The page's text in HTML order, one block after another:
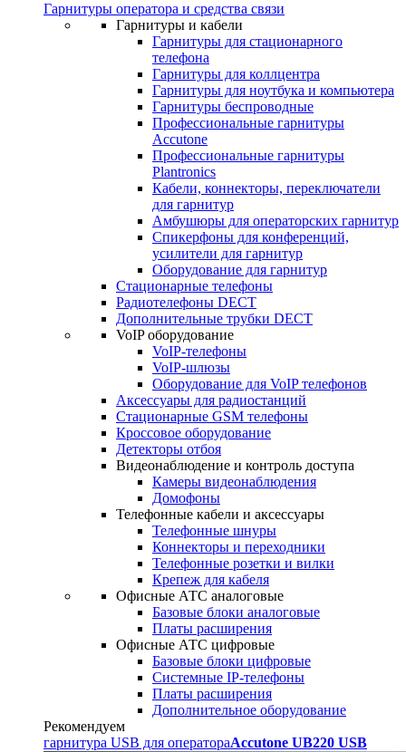
Гарнитуры оператора и средства связи
Гарнитуры и кабели
Гарнитуры для стационарного
телефона
Гарнитуры для коллцентра
Гарнитуры для ноутбука и компьютера
Гарнитуры беспроводные
Профессиональные гарнитуры
Accutone
Профессиональные гарнитуры
Plantronics
Кабели, коннекторы, переключатели
для гарнитур
Амбушюры для операторских гарнитур
Cпикерфоны для конференций,
усилители для гарнитур
Оборудование для гарнитур
Стационарные телефоны
Радиотелефоны DECT
Дополнительные трубки DECT
VoIP оборудование
VoIP-телефоны
VoIP-шлюзы
Оборудование для VoIP телефонов
Аксессуары для радиостанций
Стационарные GSM телефоны
Кроссовое оборудование
Детекторы отбоя
Видеонаблюдение и контроль доступа
Камеры видеонаблюдения
Домофоны
Телефонные кабели и аксессуары
Телефонные шнуры
Коннекторы и переходники
Телефонные розетки и вилки
Крепеж для кабеля
Офисные АТС аналоговые
Базовые блоки аналоговые
Платы расширения
Офисные АТС цифровые
Базовые блоки цифровые
Системные IP-телефоны
Платы расширения
Дополнительное оборудование
Рекомендуем
гарнитура USB для оператораAccutone UB220 USB